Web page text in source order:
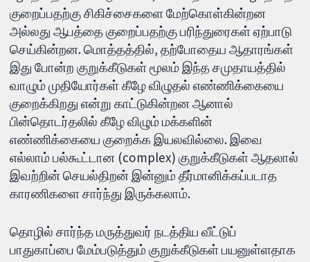
குறைப்பதற்கு சிகிச்சைகளை மேற்கொள்கின்றன
அல்லது ஆபத்தை குறைப்பதற்கு பரிந்துரைகள் ஏற்பாடு
செய்கின்றன. மொத்தத்தில், தற்போதைய ஆதாரங்கள்
இது போன்ற குறுக்கீடுகள் மூலம் இந்த சமுதாயத்தில்
வாழும் முதியோர்கள் கீழே விழுதல் எண்ணிக்கையை
குறைக்கிறது என்று காட்டுகின்றன ஆனால்
பின்தொடர்தலில் கீழே விழும் மக்களின்
எண்ணிக்கையை குறைக்க இயலவில்லை. இவை
எல்லாம் பல்கூட்டான (complex) குறுக்கீடுகள் ஆதலால்
இவற்றின் செயல்திறன் இன்னும் தீர்மானிக்கப்படாத
காரணிகளை சார்ந்து இருக்கலாம்.
தொழில் சார்ந்த மருத்துவர் நடத்திய வீட்டுப்
பாதுகாப்பை மேம்படுத்தும் குறுக்கீடுகள் பயனுள்ளதாக